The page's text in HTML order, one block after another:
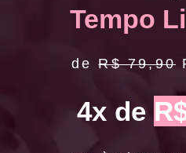
Tempo
deR$ 79,90
4x de